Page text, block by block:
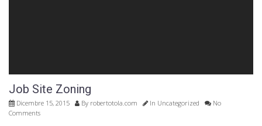
Job Site Zoning
Dicembre 15, 2015 By robertotola.com In Uncategorized
No
Comments